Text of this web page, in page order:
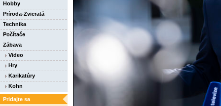
Hobby
Príroda-Zvieratá
Technika
Počítače
Zábava
Video
Hry
Karikatúry
Kohn
Pridajte sa